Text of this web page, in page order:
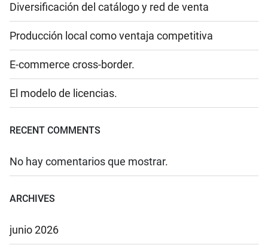
Diversificación del catálogo y red de venta
Producción local como ventaja competitiva
E-commerce cross-border.
El modelo de licencias.
RECENT COMMENTS
No hay comentarios que mostrar.
ARCHIVES
junio 2026